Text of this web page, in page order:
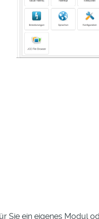
Sie ein eigenes Modul